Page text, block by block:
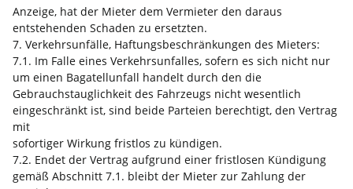
Anzeige, hat der Mieter dem Vermieter den daraus
entstehenden Schaden zu ersetzten.
7. Verkehrsunfälle, Haftungsbeschränkungen des Mieters:
7.1. Im Falle eines Verkehrsunfalles, sofern es sich nicht nur
um einen Bagatellunfall handelt durch den die
Gebrauchstauglichkeit des Fahrzeugs nicht wesentlich
eingeschränkt ist, sind beide Parteien berechtigt, den Vertrag
mit
sofortiger Wirkung fristlos zu kündigen.
7.2. Endet der Vertrag aufgrund einer fristlosen Kündigung
gemäß Abschnitt 7.1. bleibt der Mieter zur Zahlung der